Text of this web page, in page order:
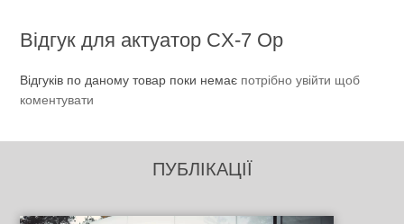
Відгук для актуатор CX-7 Ор
Відгуків по даному товар поки немає потрібно увійти щоб
коментувати
ПУБЛІКАЦІЇ